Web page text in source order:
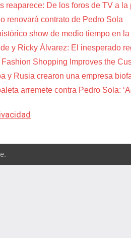
reaparece: De los foros de TV a
renovará contrato de Pedro Sola
show de medio tiempo en
y Ricky Álvarez: El inesperado
Shopping Improves the
y Rusia crearon una empresa
arremete contra Pedro Sola: